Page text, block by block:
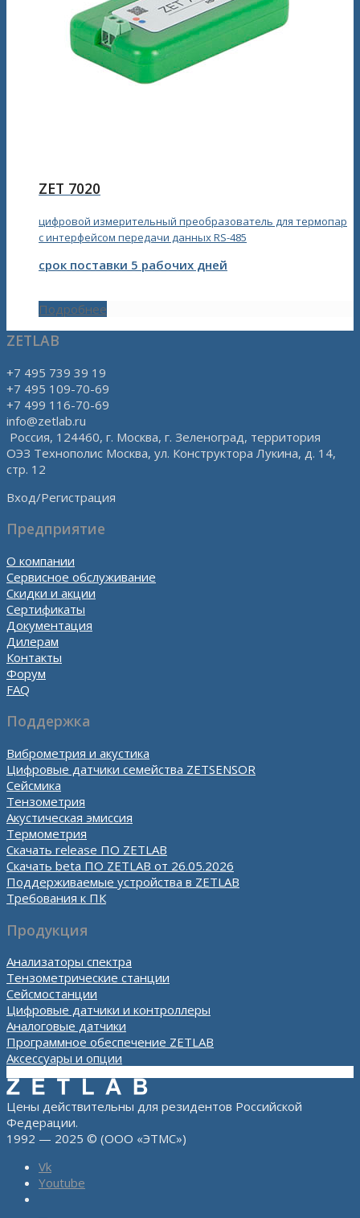
ZET 7020
цифровой измерительный преобразователь для термопар
с интерфейсом передачи данных RS-485
срок поставки 5 рабочих дней
Подробнее
ZETLAB
+7 495 739 39 19
+7 495 109-70-69
+7 499 116-70-69
info@zetlab.ru
Россия, 124460, г. Москва, г. Зеленоград, территория
ОЭЗ Технополис Москва, ул. Конструктора Лукина, д. 14,
стр. 12
Вход/Регистрация
Предприятие
О компании
Сервисное обслуживание
Скидки и акции
Сертификаты
Документация
Дилерам
Контакты
Форум
FAQ
Поддержка
Виброметрия и акустика
Цифровые датчики семейства ZETSENSOR
Сейсмика
Тензометрия
Акустическая эмиссия
Термометрия
Скачать release ПО ZETLAB
Скачать beta ПО ZETLAB от 26.05.2026
Поддерживаемые устройства в ZETLAB
Требования к ПК
Продукция
Анализаторы спектра
Тензометрические станции
Сейсмостанции
Цифровые датчики и контроллеры
Аналоговые датчики
Программное обеспечение ZETLAB
Аксессуары и опции
Цены действительны для резидентов Российской
Федерации.
1992 — 2025 © (ООО «ЭТМС»)
Vk
Youtube